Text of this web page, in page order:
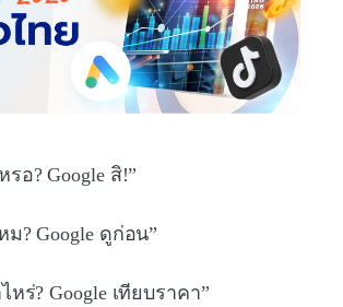
อ? Google สิ!”
ม? Google ดูก่อน”
หร่? Google เทียบราคา”